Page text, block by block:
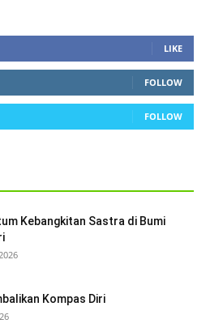
LIKE
FOLLOW
FOLLOW
Kebangkitan Sastra di Bumi
Kompas Diri